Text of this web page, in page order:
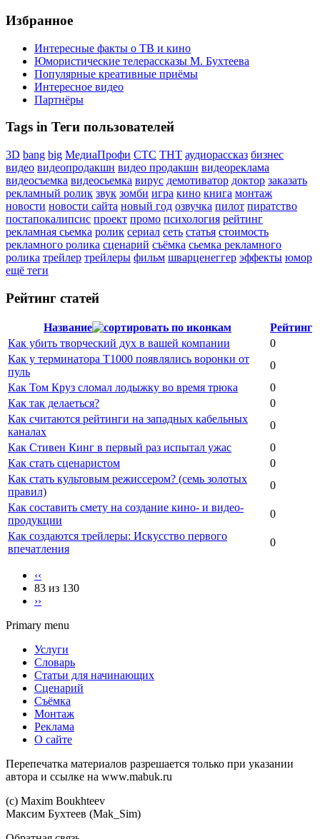
Избранное
Интересные факты о ТВ и кино
Юмористические телерассказы М. Бухтеева
Популярные креативные приёмы
Интересное видео
Партнёры
Tags in Теги пользователей
3D bang big МедиаПрофи СТС ТНТ аудиорассказ бизнес
видео видеопродакшн видео продакшн видеореклама
видеосъемка видеосьемка вирус демотиватор доктор заказать
рекламный ролик звук зомби игра кино книга монтаж
новости новости сайта новый год озвучка пилот пиратство
постапокалипсис проект промо психология рейтинг
рекламная сьемка ролик сериал сеть статья стоимость
рекламного ролика сценарий съёмка сьемка рекламного
ролика трейлер трейлеры фильм шварценеггер эффекты юмор
ещё теги
Рейтинг статей
Название
Рейтинг
Как убить творческий дух в вашей компании
0
Как у терминатора Т1000 появлялись воронки от
пуль
0
Как Том Круз сломал лодыжку во время трюка
0
Как так делаеться?
0
Как считаются рейтинги на западных кабельных
каналах
0
Как Стивен Кинг в первый раз испытал ужас
0
Как стать сценаристом
0
Как стать культовым режиссером? (семь золотых
правил)
0
Как составить смету на создание кино- и видео-
продукции
0
Как создаются трейлеры: Искусство первого
впечатления
0
‹‹
83 из 130
››
Primary menu
Услуги
Словарь
Статьи для начинающих
Сценарий
Съёмка
Монтаж
Реклама
О сайте
Перепечатка материалов разрешается только при указании
автора и ссылке на www.mabuk.ru
(c) Maхim Boukhteev
Максим Бухтеев (Mak_Sim)